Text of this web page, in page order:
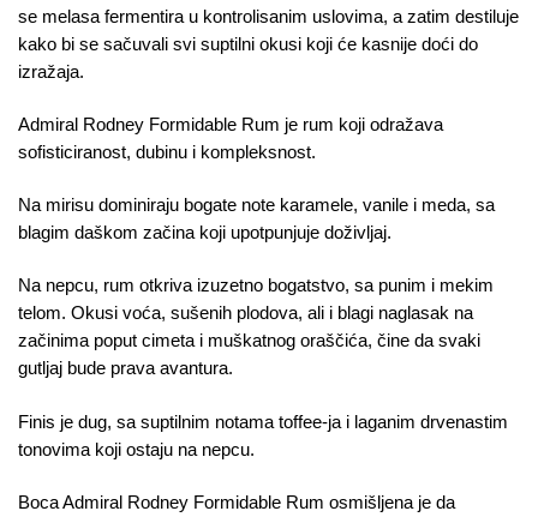
se melasa fermentira u kontrolisanim uslovima, a zatim destiluje
kako bi se sačuvali svi suptilni okusi koji će kasnije doći do
izražaja.
Admiral Rodney Formidable Rum je rum koji odražava
sofisticiranost, dubinu i kompleksnost.
Na mirisu dominiraju bogate note karamele, vanile i meda, sa
blagim daškom začina koji upotpunjuje doživljaj.
Na nepcu, rum otkriva izuzetno bogatstvo, sa punim i mekim
telom. Okusi voća, sušenih plodova, ali i blagi naglasak na
začinima poput cimeta i muškatnog oraščića, čine da svaki
gutljaj bude prava avantura.
Finis je dug, sa suptilnim notama toffee-ja i laganim drvenastim
tonovima koji ostaju na nepcu.
Boca Admiral Rodney Formidable Rum osmišljena je da